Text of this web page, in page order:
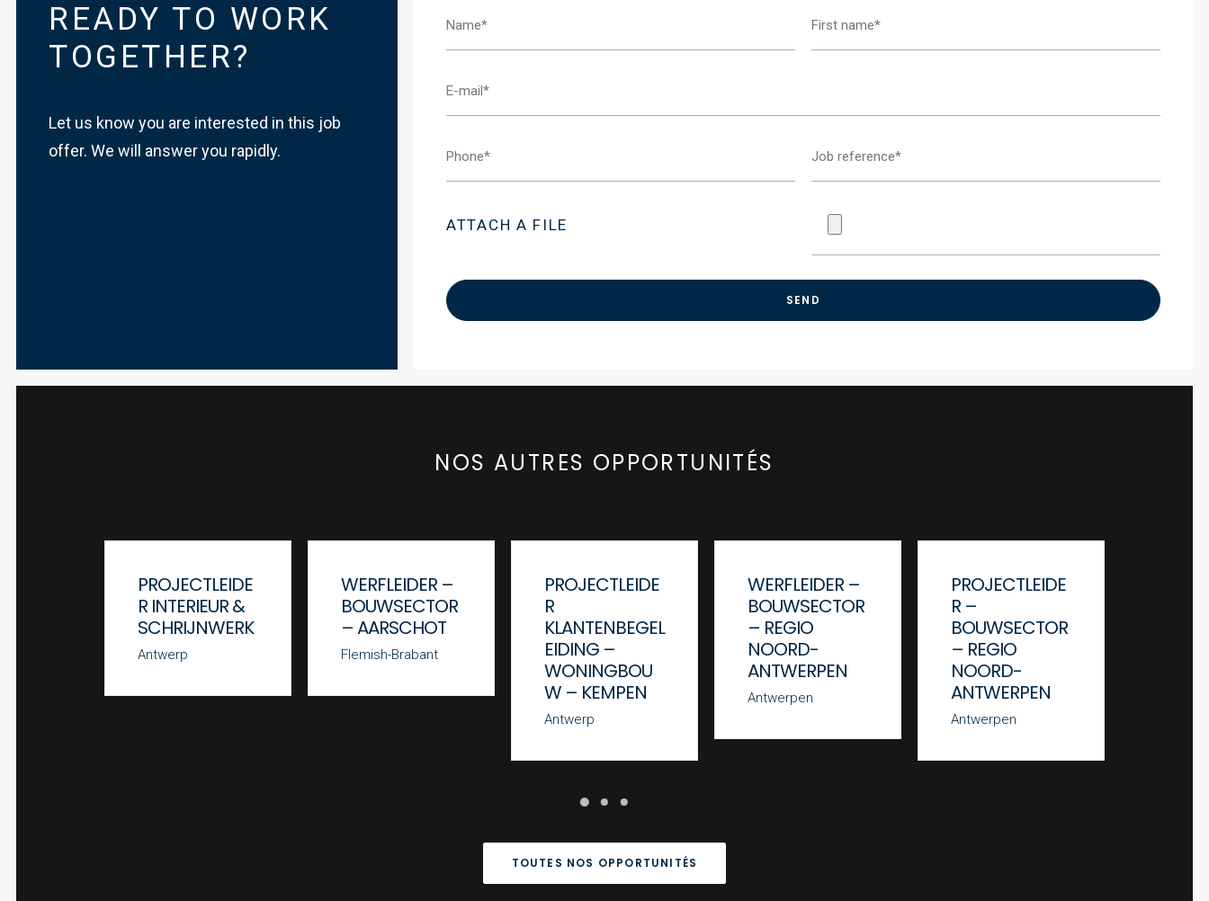
READY TO WORK
TOGETHER?
Let us know you are interested in this job
offer. We will answer you rapidly.
ATTACH A FILE
NOS AUTRES OPPORTUNITÉS
PROJECTLEIDE
R INTERIEUR &
SCHRIJNWERK
Antwerp
WERFLEIDER –
BOUWSECTOR
– AARSCHOT
Flemish-Brabant
PROJECTLEIDE
R
KLANTENBEGEL
EIDING –
WONINGBOU
W – KEMPEN
Antwerp
WERFLEIDER –
BOUWSECTOR
– REGIO
NOORD-
ANTWERPEN
Antwerpen
PROJECTLEIDE
R –
BOUWSECTOR
– REGIO
NOORD-
ANTWERPEN
Antwerpen
TOUTES NOS OPPORTUNITÉS